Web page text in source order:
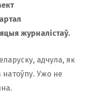
журналістаў.
адчула, як
натоўпу. Ужо не